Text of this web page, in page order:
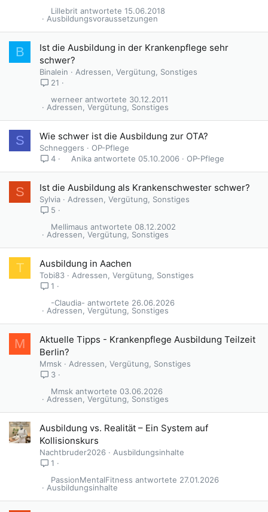
Ausbildungsvoraussetzungen
15.06.2018
Lillebrit
B
Ist die Ausbildung in der Krankenpflege sehr
schwer?
Binalein
Adressen, Vergütung, Sonstiges
21
Adressen, Vergütung, Sonstiges
30.12.2011
werneer
S Wie schwer ist die Ausbildung zur OTA?
Schneggers
OP-Pflege
4
OP-Pflege
05.10.2006
Anika
S Ist die Ausbildung als Krankenschwester schwer?
Sylvia
Adressen, Vergütung, Sonstiges
5
Adressen, Vergütung, Sonstiges
08.12.2002
Mellimaus
T Ausbildung in Aachen
Tobi83
Adressen, Vergütung, Sonstiges
1
Adressen, Vergütung, Sonstiges
26.06.2026
-Claudia-
M
Aktuelle Tipps - Krankenpflege Ausbildung Teilzeit
Berlin?
Mmsk
Adressen, Vergütung, Sonstiges
3
Adressen, Vergütung, Sonstiges
03.06.2026
Mmsk
Ausbildung vs. Realität – Ein System auf
Kollisionskurs
Nachtbruder2026
Ausbildungsinhalte
1
Ausbildungsinhalte
27.01.2026
PassionMentalFitness